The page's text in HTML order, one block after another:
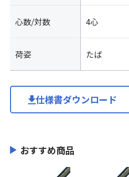
心数/対数 4心
荷姿 たば
仕様書ダウンロード
おすすめ商品